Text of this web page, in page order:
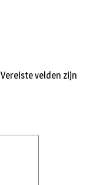
Vereiste velden zijn